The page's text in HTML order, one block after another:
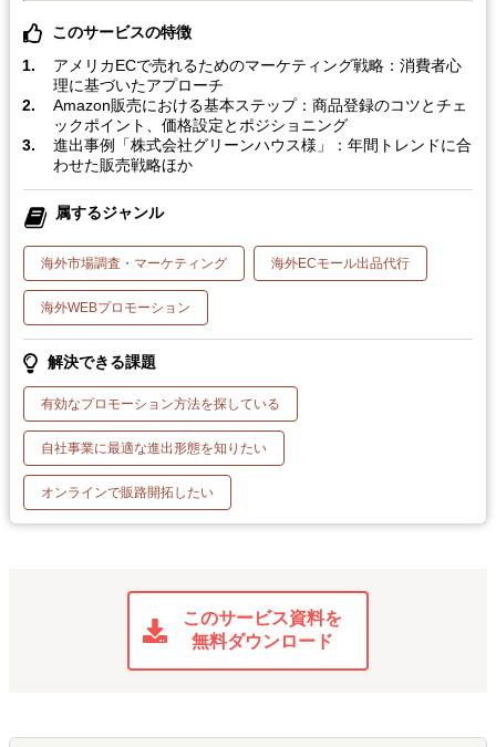
このサービスの特徴
アメリカECで売れるためのマーケティング戦略：消費者心
理に基づいたアプローチ
Amazon販売における基本ステップ：商品登録のコツとチェ
ックポイント、価格設定とポジショニング
進出事例「株式会社グリーンハウス様」：年間トレンドに合
わせた販売戦略ほか
属するジャンル
海外市場調査・マーケティング 海外ECモール出品代行
海外WEBプロモーション
解決できる課題
有効なプロモーション方法を探している
自社事業に最適な進出形態を知りたい
オンラインで販路開拓したい
このサービス資料を
無料ダウンロード